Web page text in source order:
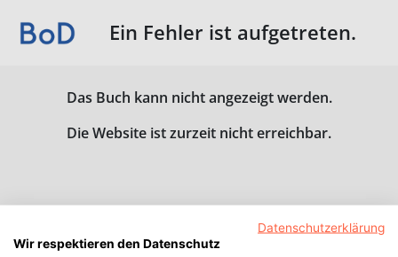
Ein Fehler ist aufgetreten.
Das Buch kann nicht angezeigt werden.
Die Website ist zurzeit nicht erreichbar.
Datenschutzerklärung
Wir respektieren den Datenschutz